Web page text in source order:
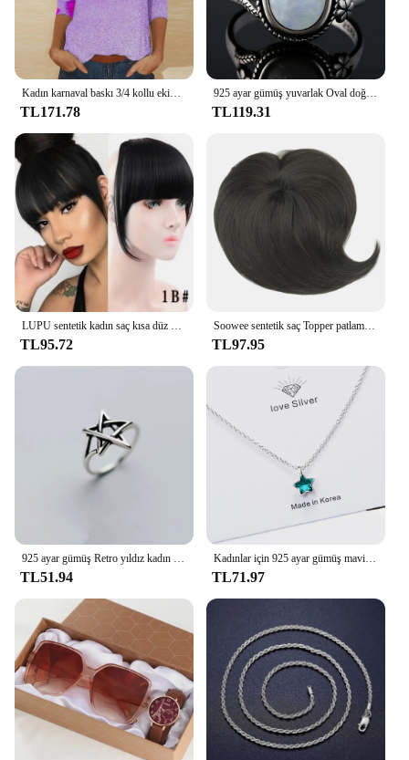
Kadın karnaval baskı 3/4 kollu ekip boyun gömlekler kadınlar için 2 T uzun kollu T Shirt kadın paketi kadın gömlek uzun kollu
TL171.78
925 ayar gümüş yuvarlak Oval doğal aytaşı yüzük kadın yüzükler hediyeler için Vintage takı
TL119.31
LUPU sentetik kadın saç kısa düz künt patlama doğal sahte yanlış saç tokası Hairpieces siyah ısıya dayanıklı iplik
TL95.72
Soowee sentetik saç Topper patlama ile görünmez 3D saç peruk Hairpieces üst peruk erkekler ve kadınlar için
TL97.95
925 ayar gümüş Retro yıldız kadın yüzük düğün nişan lüks tasarımcı takı noel GaaBou mücevherat
TL51.94
Kadınlar için 925 ayar gümüş mavi yıldız kristal kolye kolyeler lüks kalite takı hediye kadın GaaBou
TL71.97